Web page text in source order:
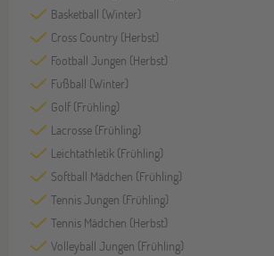
Basketball (Winter)
Cross Country (Herbst)
Football Jungen (Herbst)
Fußball (Winter)
Golf (Frühling)
Lacrosse (Frühling)
Leichtathletik (Frühling)
Softball Mädchen (Frühling)
Tennis Jungen (Frühling)
Tennis Mädchen (Herbst)
Volleyball Jungen (Frühling)